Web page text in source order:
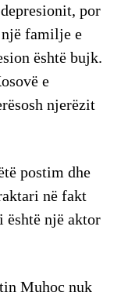
por
një familje e
është bujk.
e
njerëzit
postim dhe
në fakt
është një aktor
Muhoc nuk